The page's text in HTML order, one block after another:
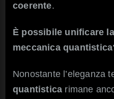
coerente.
È possibile unificare
meccanica
Nonostante l’eleganza
quantistica rimane